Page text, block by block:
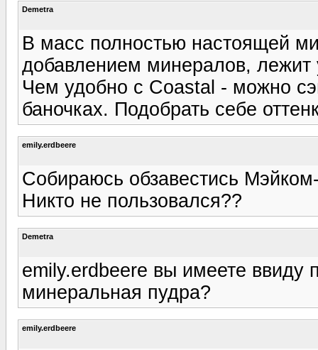
Demetra
В масс полностью настоящей
добавлением минералов, лежит
Чем удобно с Coastal - можно
баночках. Подобрать себе
emily.erdbeere
Собираюсь обзавестись
Никто не пользовался??
Demetra
emily.erdbeere вы имеете ввиду
минеральная пудра?
emily.erdbeere